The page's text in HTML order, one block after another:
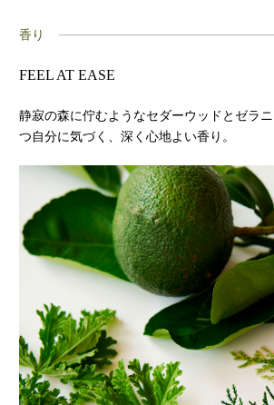
香り
FEEL AT EASE
静寂の森に佇むようなセダーウッドとゼラ
つ自分に気づく、深く心地よい香り。